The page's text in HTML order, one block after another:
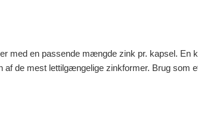
med en passende mængde zink pr. kapsel. En
de mest lettilgængelige zinkformer. Brug som